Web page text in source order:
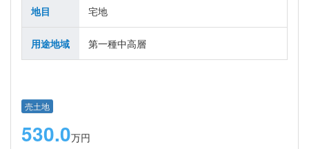
地目 宅地
用途地域 第一種中高層
売土地
530.0万円